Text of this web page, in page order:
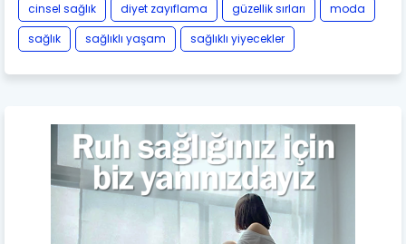
cinsel sağlık
diyet zayıflama güzellik sırları
moda
sağlık
sağlıklı yaşam sağlıklı yiyecekler